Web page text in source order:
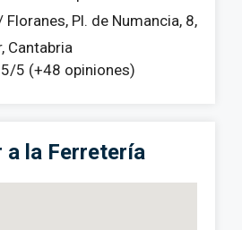
Floranes, Pl. de Numancia, 8,
Cantabria
5 (+48 opiniones)
a la Ferretería